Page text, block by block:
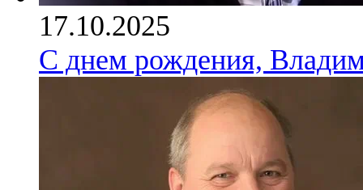
17.10.2025
С днем рождения,